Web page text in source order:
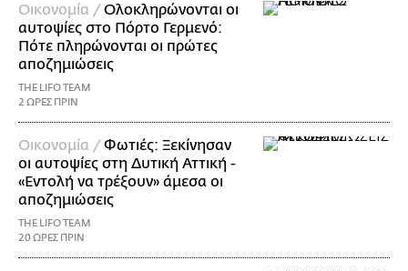
Οικονομία /Ολοκληρώνονται οι
αυτοψίες στο Πόρτο Γερμενό:
Πότε πληρώνονται οι πρώτες
αποζημιώσεις
THE LIFO TEAM
2 ΩΡΕΣ ΠΡΙΝ
Οικονομία /Φωτιές: Ξεκίνησαν
οι αυτοψίες στη Δυτική Αττική -
«Εντολή να τρέξουν» άμεσα οι
αποζημιώσεις
THE LIFO TEAM
20 ΩΡΕΣ ΠΡΙΝ